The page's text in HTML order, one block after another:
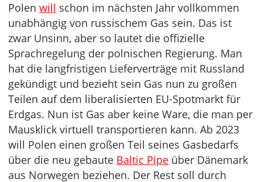
Polen will schon im nächsten Jahr vollkommen
unabhängig von russischem Gas sein. Das ist
zwar Unsinn, aber so lautet die offizielle
Sprachregelung der polnischen Regierung. Man
hat die langfristigen Lieferverträge mit Russland
gekündigt und bezieht sein Gas nun zu großen
Teilen auf dem liberalisierten EU-Spotmarkt für
Erdgas. Nun ist Gas aber keine Ware, die man per
Mausklick virtuell transportieren kann. Ab 2023
will Polen einen großen Teil seines Gasbedarfs
über die neu gebaute Baltic Pipe über Dänemark
aus Norwegen beziehen. Der Rest soll durch